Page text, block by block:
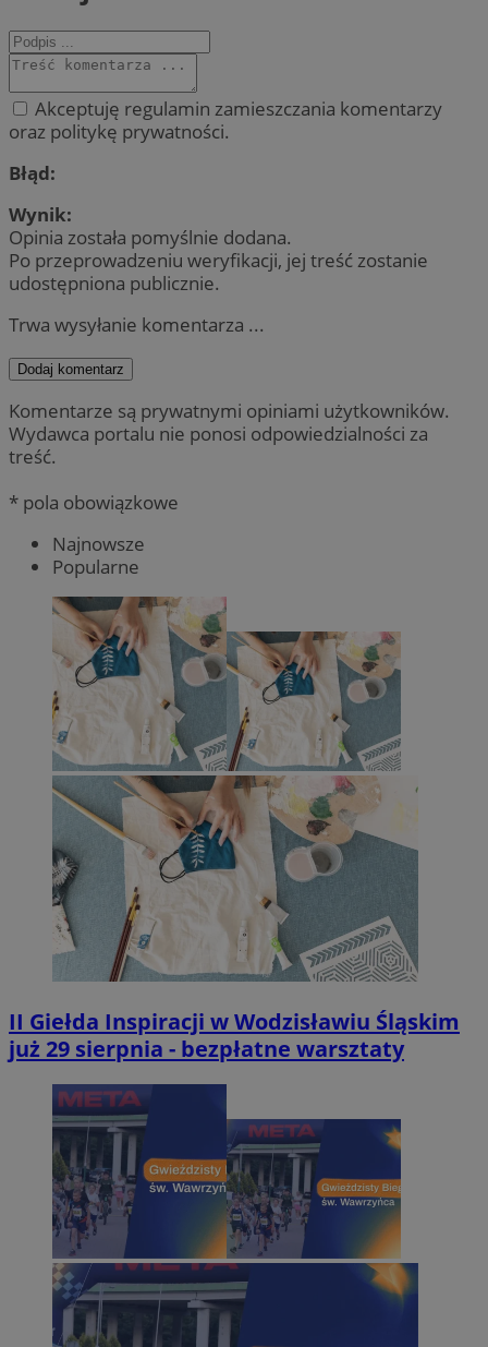
Akceptuję regulamin zamieszczania komentarzy
oraz politykę prywatności.
Błąd:
Wynik:
Opinia została pomyślnie dodana.
Po przeprowadzeniu weryfikacji, jej treść zostanie
udostępniona publicznie.
Trwa wysyłanie komentarza ...
Dodaj komentarz
Komentarze są prywatnymi opiniami użytkowników.
Wydawca portalu nie ponosi odpowiedzialności za
treść.
* pola obowiązkowe
Najnowsze
Popularne
II Giełda Inspiracji w Wodzisławiu Śląskim
już 29 sierpnia - bezpłatne warsztaty